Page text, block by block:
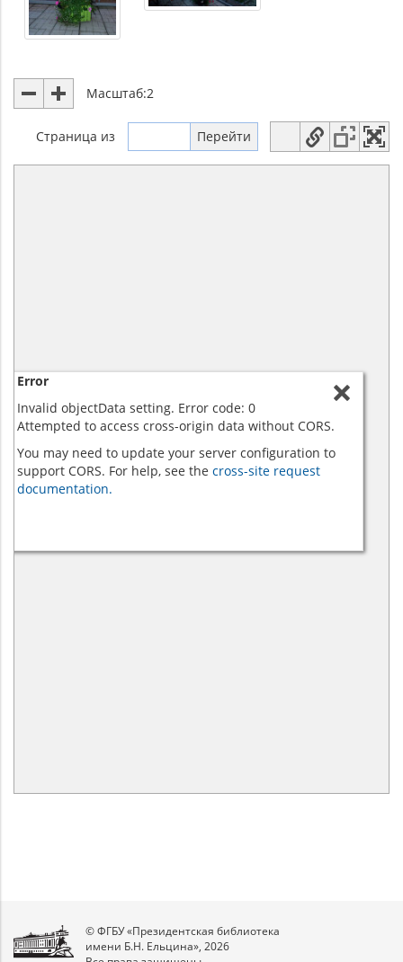
Масштаб:2
Страница из
Error
Invalid objectData setting. Error code: 0
Attempted to access cross-origin data without CORS.
You may need to update your server configuration to
support CORS. For help, see the cross-site request
documentation.
© ФГБУ «Президентская библиотека
имени Б.Н. Ельцина», 2026